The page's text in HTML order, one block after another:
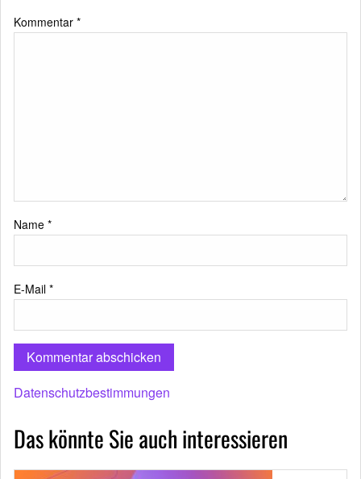
Kommentar *
Name *
E-Mail *
Datenschutzbestimmungen
Das könnte Sie auch interessieren